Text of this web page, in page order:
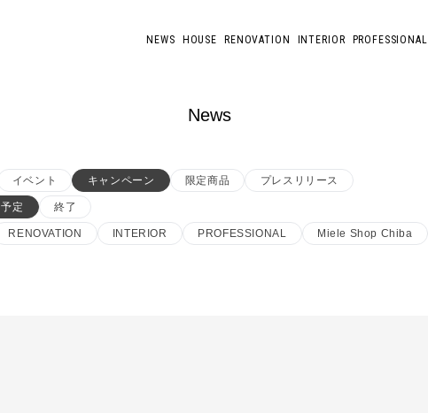
NEWS HOUSE RENOVATION INTERIOR PROFESSIONAL
News
イベント キャンペーン 限定商品 プレスリリース
予定 終了
RENOVATION INTERIOR PROFESSIONAL Miele Shop Chiba